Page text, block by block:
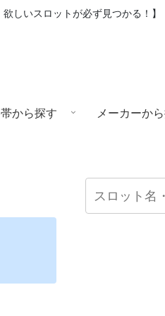
しいスロットが必ず見つかる！】
から探す メーカーか